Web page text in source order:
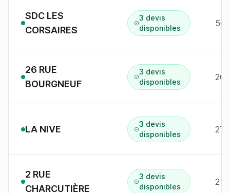
SDC LES
CORSAIRES
3 devis
disponibles
50
26 RUE
BOURGNEUF
3 devis
disponibles
26
LA NIVE
3 devis
disponibles
27
2 RUE
CHARCUTIÈRE
3 devis
disponibles
2 r